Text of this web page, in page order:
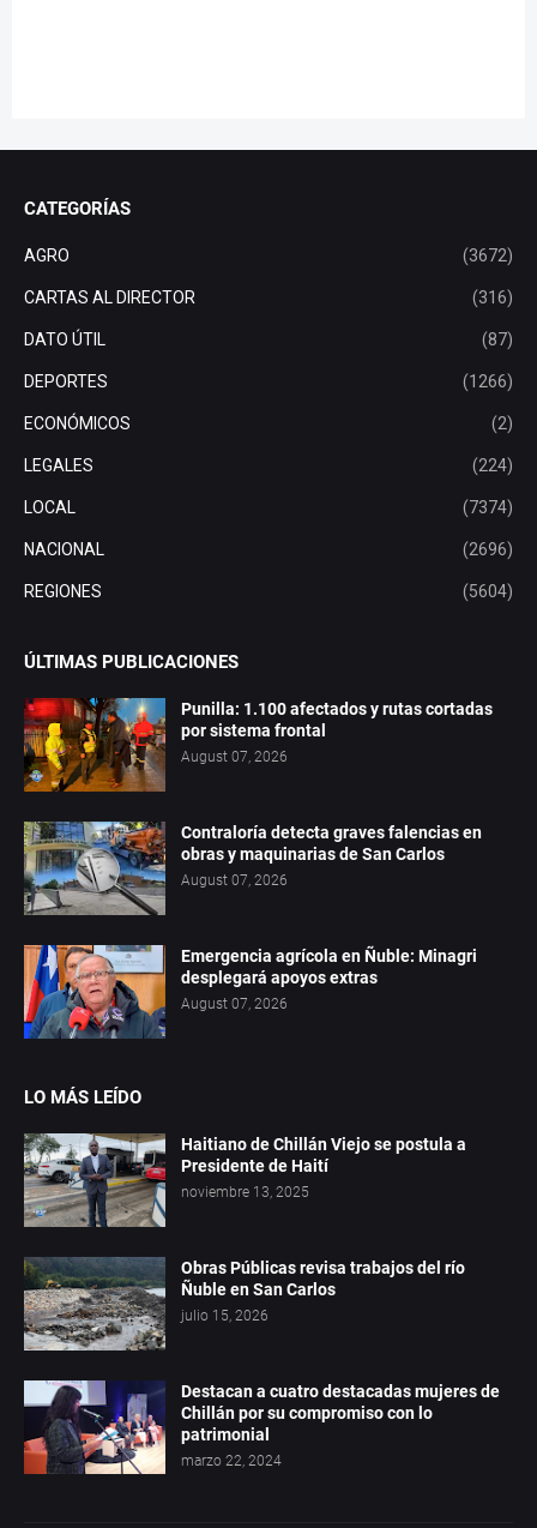
CATEGORÍAS
AGRO (3672)
CARTAS AL DIRECTOR (316)
DATO ÚTIL (87)
DEPORTES (1266)
ECONÓMICOS (2)
LEGALES (224)
LOCAL (7374)
NACIONAL (2696)
REGIONES (5604)
ÚLTIMAS PUBLICACIONES
Punilla: 1.100 afectados y rutas cortadas
por sistema frontal
August 07, 2026
Contraloría detecta graves falencias en
obras y maquinarias de San Carlos
August 07, 2026
Emergencia agrícola en Ñuble: Minagri
desplegará apoyos extras
August 07, 2026
LO MÁS LEÍDO
Haitiano de Chillán Viejo se postula a
Presidente de Haití
noviembre 13, 2025
Obras Públicas revisa trabajos del río
Ñuble en San Carlos
julio 15, 2026
Destacan a cuatro destacadas mujeres de
Chillán por su compromiso con lo
patrimonial
marzo 22, 2024